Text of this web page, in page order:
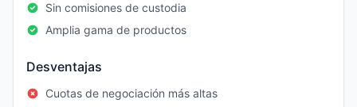
Sin comisiones de custodia
Amplia gama de productos
Desventajas
Cuotas de negociación más altas